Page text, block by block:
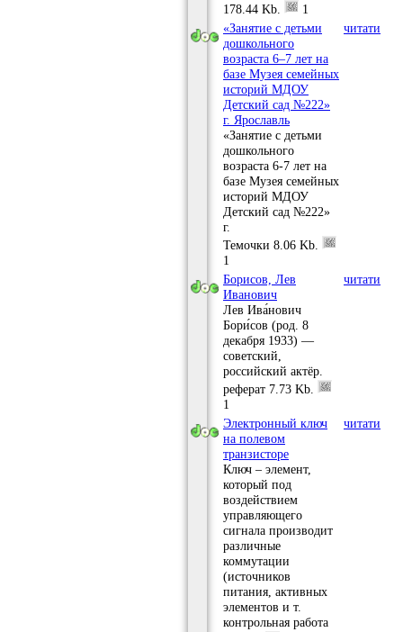
178.44 Kb.
1
«Занятие с детьми
дошкольного
возраста 6–7 лет на
базе Музея семейных
историй МДОУ
Детский сад №222»
г. Ярославль
«Занятие с детьми
дошкольного
возраста 6-7 лет на
базе Музея семейных
историй МДОУ
Детский сад №222»
г.
Темочки 8.06 Kb.
1
читати
Борисов, Лев
Иванович
Лев Ива́нович
Бори́сов (род. 8
декабря 1933) —
советский,
российский актёр.
реферат 7.73 Kb.
1
читати
Электронный ключ
на полевом
транзисторе
Ключ – элемент,
который под
воздействием
управляющего
сигнала производит
различные
коммутации
(источников
питания, активных
элементов и т.
контрольная работа
читати